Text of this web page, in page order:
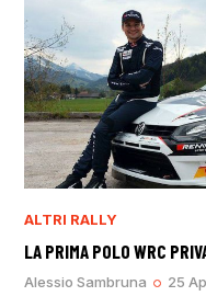
ALTRI RALLY
LA PRIMA POLO WRC
Alessio Sambruna 25